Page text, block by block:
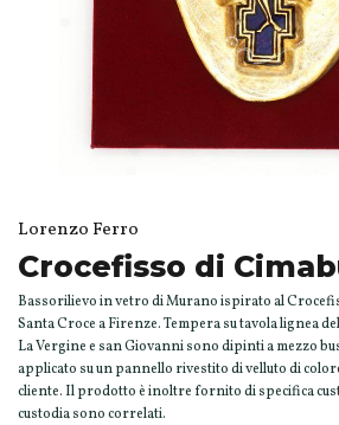
Lorenzo Ferro
Crocefisso di
Bassorilievo in vetro di Murano ispirato al
Santa Croce a Firenze. Tempera su tavola lignea
La Vergine e san Giovanni sono dipinti a mezzo
applicato su un pannello rivestito di velluto di
cliente. Il prodotto è inoltre fornito di specifica
custodia sono correlati.